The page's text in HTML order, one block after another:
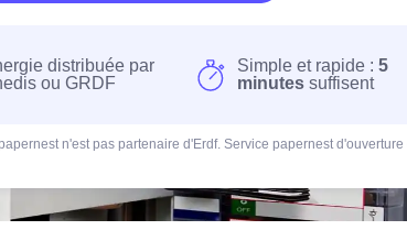
distribuée par
ou GRDF
Simple et rapide :5
minutes suffisent
n'est pas partenaire d'Erdf. Service papernest